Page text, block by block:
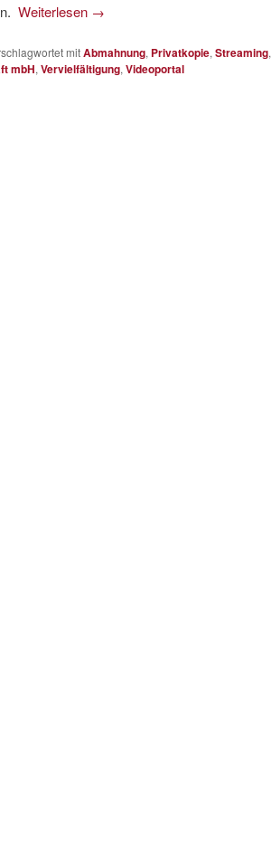
Weiterlesen →
mitAbmahnung, Privatkopie, Streaming,
mbH, Vervielfältigung, Videoportal